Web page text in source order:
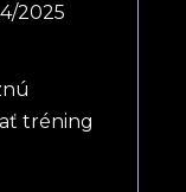
2025
tréning